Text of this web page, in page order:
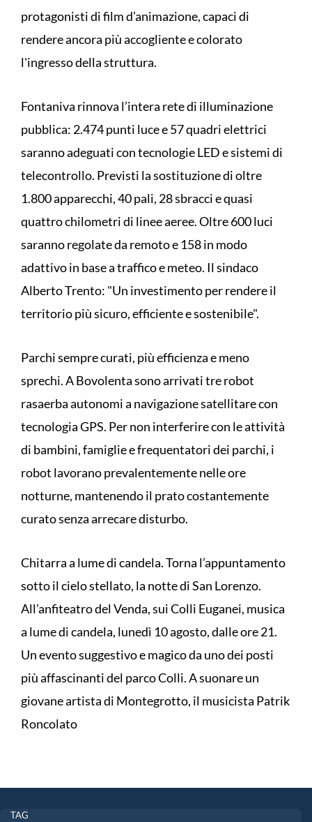
protagonisti di film d’animazione, capaci di
rendere ancora più accogliente e colorato
l'ingresso della struttura.
Fontaniva rinnova l’intera rete di illuminazione
pubblica: 2.474 punti luce e 57 quadri elettrici
saranno adeguati con tecnologie LED e sistemi di
telecontrollo. Previsti la sostituzione di oltre
1.800 apparecchi, 40 pali, 28 sbracci e quasi
quattro chilometri di linee aeree. Oltre 600 luci
saranno regolate da remoto e 158 in modo
adattivo in base a traffico e meteo. Il sindaco
Alberto Trento: "Un investimento per rendere il
territorio più sicuro, efficiente e sostenibile".
Parchi sempre curati, più efficienza e meno
sprechi. A Bovolenta sono arrivati tre robot
rasaerba autonomi a navigazione satellitare con
tecnologia GPS. Per non interferire con le attività
di bambini, famiglie e frequentatori dei parchi, i
robot lavorano prevalentemente nelle ore
notturne, mantenendo il prato costantemente
curato senza arrecare disturbo.
Chitarra a lume di candela. Torna l’appuntamento
sotto il cielo stellato, la notte di San Lorenzo.
All’anfiteatro del Venda, sui Colli Euganei, musica
a lume di candela, lunedì 10 agosto, dalle ore 21.
Un evento suggestivo e magico da uno dei posti
più affascinanti del parco Colli. A suonare un
giovane artista di Montegrotto, il musicista Patrik
Roncolato
TAG